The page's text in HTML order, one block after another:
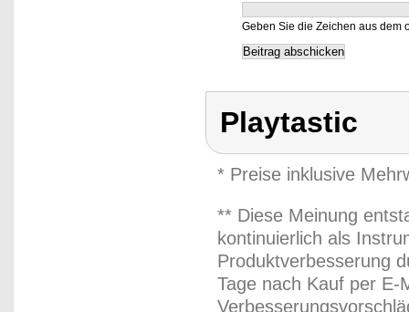
Geben Sie die Zeichen aus dem
Playtastic
* Preise inklusive
** Diese Meinung
kontinuierlich als
Produktverbesserung
Tage nach Kauf per E-